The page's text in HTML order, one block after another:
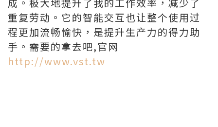
重复劳动。它的智能交互也让整个使用过
程更加流畅愉快，是提升生产力的得力助
手。需要的拿去吧,官网
http://www.vst.tw